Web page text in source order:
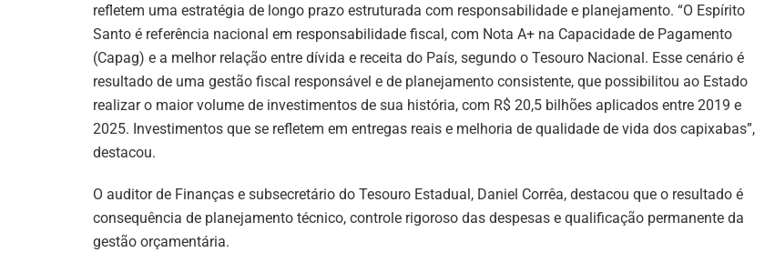
refletem uma estratégia de longo prazo estruturada com responsabilidade e planejamento. “O Espírito
Santo é referência nacional em responsabilidade fiscal, com Nota A+ na Capacidade de Pagamento
(Capag) e a melhor relação entre dívida e receita do País, segundo o Tesouro Nacional. Esse cenário é
resultado de uma gestão fiscal responsável e de planejamento consistente, que possibilitou ao Estado
realizar o maior volume de investimentos de sua história, com R$ 20,5 bilhões aplicados entre 2019 e
2025. Investimentos que se refletem em entregas reais e melhoria de qualidade de vida dos capixabas”,
destacou.
O auditor de Finanças e subsecretário do Tesouro Estadual, Daniel Corrêa, destacou que o resultado é
consequência de planejamento técnico, controle rigoroso das despesas e qualificação permanente da
gestão orçamentária.